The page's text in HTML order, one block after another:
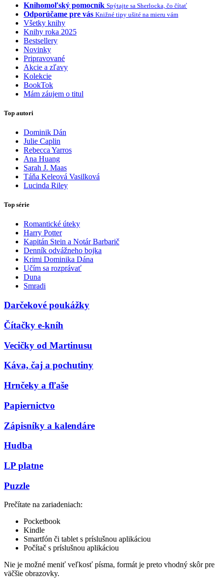
Knihomoľský pomocník Spýtajte sa Sherlocka, čo čítať
Odporúčame pre vás Knižné tipy ušité na mieru vám
Všetky knihy
Knihy roka 2025
Bestsellery
Novinky
Pripravované
Akcie a zľavy
Kolekcie
BookTok
Mám záujem o titul
Top autori
Dominik Dán
Julie Caplin
Rebecca Yarros
Ana Huang
Sarah J. Maas
Táňa Keleová Vasilková
Lucinda Riley
Top série
Romantické úteky
Harry Potter
Kapitán Stein a Notár Barbarič
Denník odvážneho bojka
Krimi Dominika Dána
Učím sa rozprávať
Duna
Smradi
Darčekové poukážky
Čítačky e-kníh
Vecičky od Martinusu
Káva, čaj a pochutiny
Hrnčeky a fľaše
Papiernictvo
Zápisníky a kalendáre
Hudba
LP platne
Puzzle
Prečítate na zariadeniach:
Pocketbook
Kindle
Smartfón či tablet s príslušnou aplikáciou
Počítač s príslušnou aplikáciou
Nie je možné meniť veľkosť písma, formát je preto vhodný skôr pre
väčšie obrazovky.